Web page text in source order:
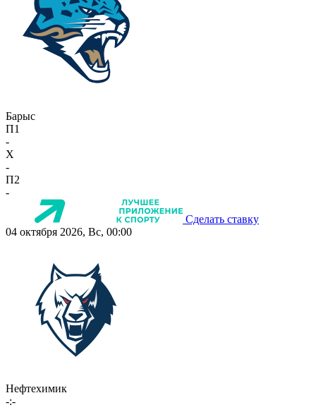
Барыс
П1
-
X
-
П2
-
Сделать ставку
04 октября 2026, Вс, 00:00
Нефтехимик
-:-